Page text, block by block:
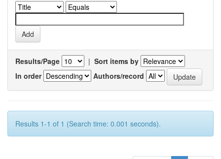
Results/Page | Sort items by
In order
Authors/record
Results 1-1 of 1 (Search time: 0.001 seconds).